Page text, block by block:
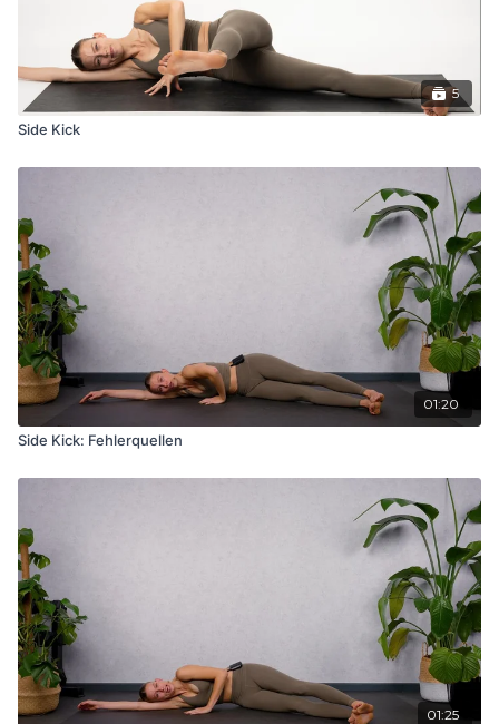
5
Side Kick
01:20
Side Kick: Fehlerquellen
01:25